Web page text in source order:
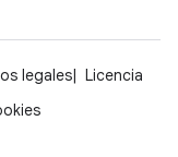
legales
Licencia